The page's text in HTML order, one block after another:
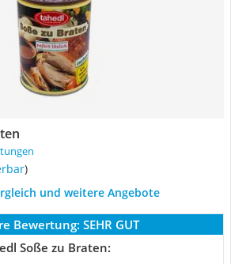
)
und weitere Angebote
Bewertung: SEHR GUT
Soße zu Braten: